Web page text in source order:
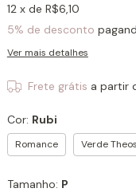
12 x de R$6,10
5% de desconto
Ver mais detalhes
Frete grátis a partir
Cor: Rubi
Romance Verde Theos
Tamanho: P